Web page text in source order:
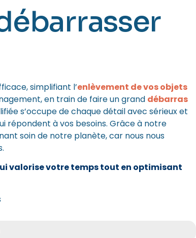
simplifiant l’enlèvement de vos objets
en train de faire un grand débarras
s’occupe de chaque détail avec sérieux et
répondent à vos besoins. Grâce à notre
soin de notre planète, car nous nous
valorise votre temps tout en optimisant